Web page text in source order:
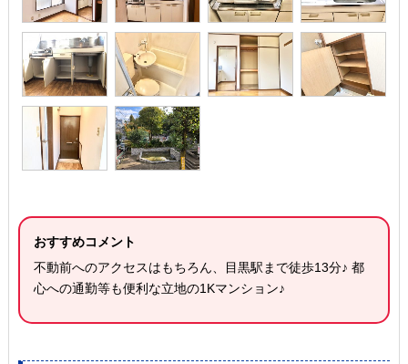
おすすめコメント
不動前へのアクセスはもちろん、目黒駅まで徒歩13分♪ 都
心への通勤等も便利な立地の1Kマンション♪